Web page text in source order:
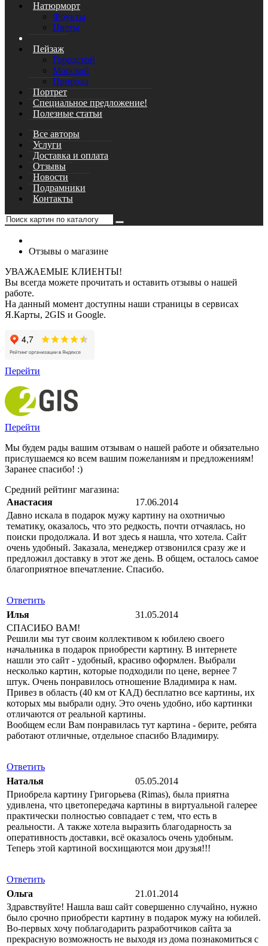
Натюрморт
Фрукты
Цветы
Пейзаж
Городской
Морской
Природа
Портрет
Специальное предложение!
Полезные статьи
Все авторы
Услуги
Доставка и оплата
Отзывы
Новости
Подрамники
Контакты
Отзывы о магазине
УВАЖАЕМЫЕ КЛИЕНТЫ!
Вы всегда можете прочитать и оставить отзывы о нашей
работе.
На данный момент доступны наши страницы в сервисах
Я.Карты, 2GIS и Google.
Перейти
Перейти
Мы будем рады вашим отзывам о нашей работе и обязательно
прислушаемся ко всем вашим пожеланиям и предложениям!
Заранее спасибо! :)
Средний рейтинг магазина:
Анастасия
17.06.2014
Давно искала в подарок мужу картину на охотничью
тематику, оказалось, что это редкость, почти отчаялась, но
поиски продолжала. И вот здесь я нашла, что хотела. Сайт
очень удобный. Заказала, менеджер отзвонился сразу же и
предложил доставку в этот же день. В общем, осталось самое
благоприятное впечатление. Спасибо.
Ответить
Илья
31.05.2014
СПАСИБО ВАМ!
Решили мы тут своим коллективом к юбилею своего
начальника в подарок приобрести картину. В интернете
нашли это сайт - удобный, красиво оформлен. Выбрали
несколько картин, которые подходили по цене, вернее 7
штук. Очень понравилось отношение Владимира к нам.
Привез в область (40 км от КАД) бесплатно все картины, их
которых мы выбрали одну. Это очень удобно, ибо картинки
отличаются от реальной картины.
Вообщем если Вам понравилась тут картина - берите, ребята
работают отличные, отдельное спасибо Владимиру.
Ответить
Наталья
05.05.2014
Приобрела картину Григорьева (Rimas), была приятна
удивлена, что цветопередача картины в виртуальной галерее
практически полностью совпадает с тем, что есть в
реальности. А также хотела выразить благодарность за
оперативность доставки, всё оказалось очень удобным.
Теперь этой картиной восхищаются мои друзья!!!
Ответить
Ольга
21.01.2014
Здравствуйте! Нашла ваш сайт совершенно случайно, нужно
было срочно приобрести картину в подарок мужу на юбилей.
Во-первых хочу поблагодарить разработчиков сайта за
прекрасную возможность не выходя из дома познакомиться с